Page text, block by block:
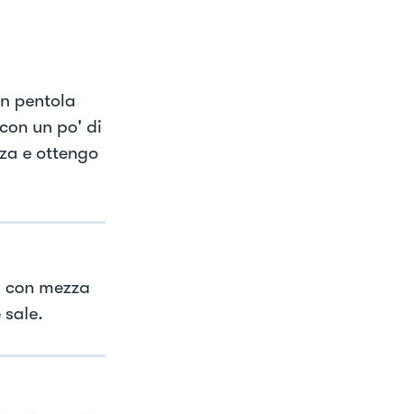
pentola
un po' di
e ottengo
mezza